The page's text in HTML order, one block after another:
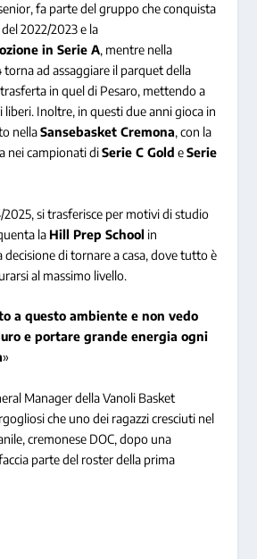
fa parte del gruppo che conquista
del 2022/2023 e la
in Serie A, mentre nella
ad assaggiare il parquet della
in quel di Pesaro, mettendo a
liberi. Inoltre, in questi due anni gioca in
nellaSansebasket Cremona, con la
nei campionati diSerie C Gold eSerie
2025, si trasferisce per motivi di studio
la Hill Prep School in
decisione di tornare a casa, dove tutto è
al massimo livello.
a questo ambiente e non vedo
e portare grande energia ogni
»
Manager della Vanoli Basket
che uno dei ragazzi cresciuti nel
cremonese DOC, dopo una
parte del roster della prima